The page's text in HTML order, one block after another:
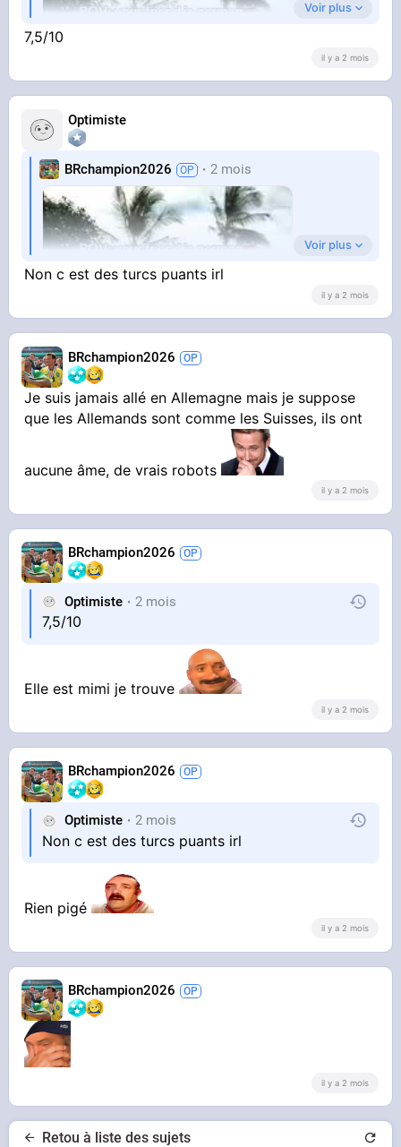
YOUTUBE
Do you have a friend like that?😂
Sinon, les Allemands ils sont vraiment comme
ça ?
Voir plus
7,5/10
il y a 2 mois
Optimiste
BRchampion2026 2 mois
Do you have a friend like that?😂
Barbie in Asia
Sinon, les Allemands ils sont vraiment comme
ça ?
Voir plus
Non c est des turcs puants irl
il y a 2 mois
BRchampion2026
Je suis jamais allé en Allemagne mais je suppose
que les Allemands sont comme les Suisses, ils ont
aucune âme, de vrais robots
il y a 2 mois
BRchampion2026
Optimiste 2 mois
7,5/10
Elle est mimi je trouve
il y a 2 mois
BRchampion2026
Optimiste 2 mois
Non c est des turcs puants irl
Rien pigé
il y a 2 mois
BRchampion2026
il y a 2 mois
Retou à liste des sujets